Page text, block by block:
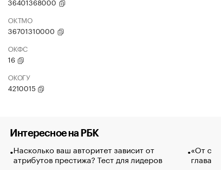
ОКТМО
36701310000
ОКФС
16
ОКОГУ
4210015
Интересное на РБК
Насколько ваш авторитет зависит от
атрибутов престижа? Тест для лидеров
«От
глава